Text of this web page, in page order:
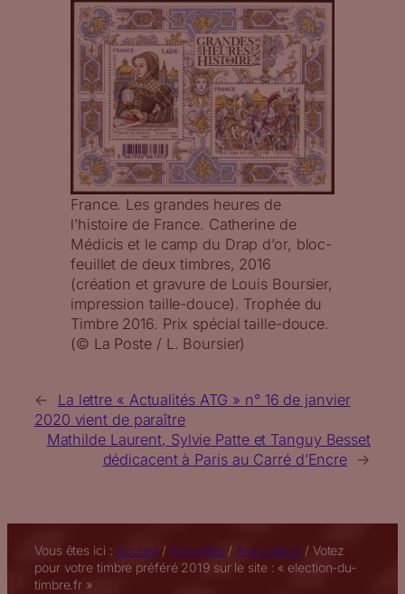
France. Les grandes heures de
l’histoire de France. Catherine de
Médicis et le camp du Drap d’or, bloc-
feuillet de deux timbres, 2016
(création et gravure de Louis Boursier,
impression taille-douce). Trophée du
Timbre 2016. Prix spécial taille-douce.
(© La Poste / L. Boursier)
←
La lettre « Actualités ATG » n° 16 de janvier
2020 vient de paraître
Mathilde Laurent, Sylvie Patte et Tanguy Besset
dédicacent à Paris au Carré d’Encre →
Vous êtes ici : Accueil / Actualités/ Association / Votez
pour votre timbre préféré 2019 sur le site : « election-du-
timbre.fr »